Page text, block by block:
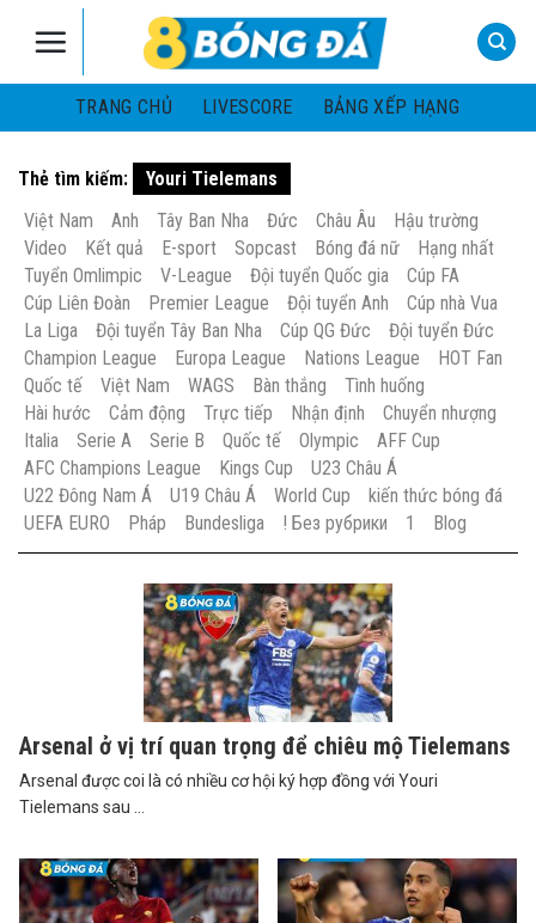
TRANG CHỦ
LIVESCORE BẢNG XẾP HẠNG
Thẻ tìm kiếm:
Youri Tielemans
Việt Nam
Anh Tây Ban Nha Đức Châu Âu
Hậu trường
Video
Kết quả E-sport Sopcast Bóng đá nữ
Hạng nhất
Tuyển Omlimpic
V-League Đội tuyển Quốc gia
Cúp FA
Cúp Liên Đoàn
Premier League Đội tuyển Anh
Cúp nhà Vua
La Liga
Đội tuyển Tây Ban Nha Cúp QG Đức
Đội tuyển Đức
Champion League
Europa League Nations League
HOT Fan
Quốc tế
Việt Nam WAGS Bàn thắng
Tình huống
Hài hước
Cảm động Trực tiếp Nhận định
Chuyển nhượng
Italia
Serie A Serie B Quốc tế Olympic
AFF Cup
AFC Champions League
Kings Cup
U23 Châu Á
U22 Đông Nam Á
U19 Châu Á World Cup
kiến thức bóng đá
UEFA EURO
Pháp Bundesliga ! Без рубрики 1 Blog
Arsenal ở vị trí quan trọng để chiêu mộ Tielemans
Arsenal được coi là có nhiều cơ hội ký hợp đồng với Youri
Tielemans sau ...